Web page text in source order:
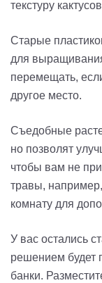
текстуру
Старые
для
перемещать,
другое место.
Съедобные
но позволят
чтобы вам не
травы,
комнату для
У вас остались
решением будет
банки.